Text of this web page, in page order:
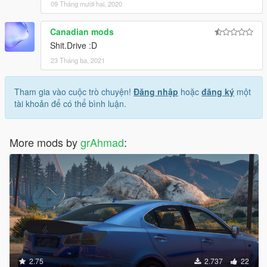
09 Tháng mười hai, 2020
Canadian mods
Shit.Drive :D
23 Tháng ba, 2021
Tham gia vào cuộc trò chuyện! Đăng nhập hoặc đăng ký một
tài khoản để có thể bình luận.
More mods bygrAhmad:
2.75 2.737 22